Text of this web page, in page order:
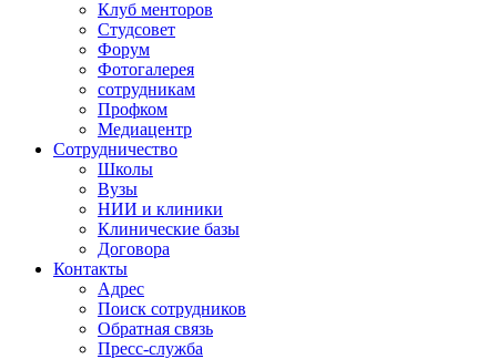
Клуб менторов
Студсовет
Форум
Фотогалерея
сотрудникам
Профком
Медиацентр
Сотрудничество
Школы
Вузы
НИИ и клиники
Клинические базы
Договора
Контакты
Адрес
Поиск сотрудников
Обратная связь
Пресс-служба